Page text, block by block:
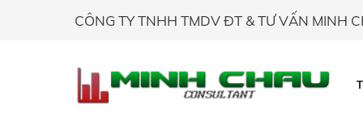
CÔNG TY TNHH TMDV ĐT & TƯ VẤN MINH